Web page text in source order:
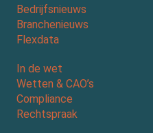
Bedrijfsnieuws
Branchenieuws
Flexdata
In de wet
Wetten & CAO’s
Compliance
Rechtspraak